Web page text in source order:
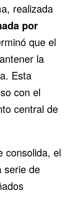
realizada
por
que el
la
. Esta
con el
central de
consolida, el
serie de